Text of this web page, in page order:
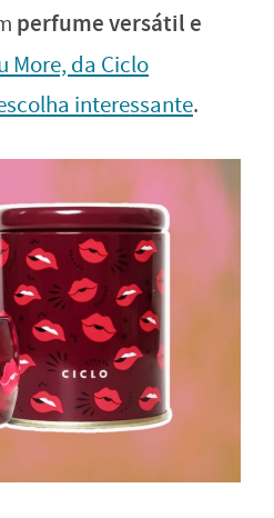
perfume versátil e
More, da Ciclo
interessante.